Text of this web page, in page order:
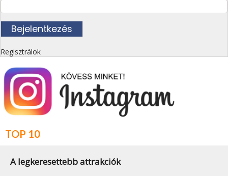
Regisztrálok
TOP 10
A legkeresettebb attrakciók